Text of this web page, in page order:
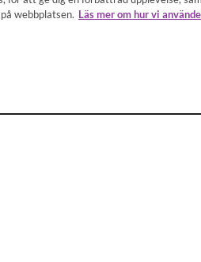
webbplatsen. Läs mer om hur vi